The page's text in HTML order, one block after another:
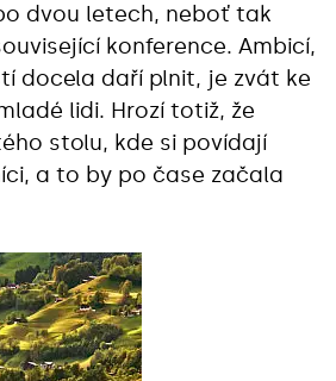
dvou letech, neboť tak
konference. Ambicí,
docela daří plnit, je zvát ke
lidi. Hrozí totiž, že
stolu, kde si povídají
a to by po čase začala